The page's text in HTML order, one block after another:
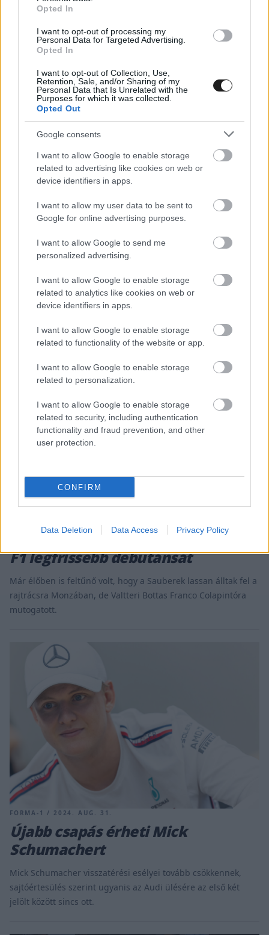
Opted In
I want to opt-out of processing my
Personal Data for Targeted Advertising.
Opted In
I want to opt-out of Collection, Use,
Retention, Sale, and/or Sharing of my
Personal Data that Is Unrelated with the
Purposes for which it was collected.
Opted Out
Google consents
I want to allow Google to enable storage
related to advertising like cookies on web or
device identifiers in apps.
I want to allow my user data to be sent to
Google for online advertising purposes.
I want to allow Google to send me
personalized advertising.
I want to allow Google to enable storage
related to analytics like cookies on web or
device identifiers in apps.
I want to allow Google to enable storage
related to functionality of the website or app.
I want to allow Google to enable storage
related to personalization.
I want to allow Google to enable storage
related to security, including authentication
functionality and fraud prevention, and other
user protection.
CONFIRM
Data Deletion Data Access Privacy Policy
A csodálatos Williams-újonc
remeklése boríthatja Bottas
terveit
2025-re versenyzői szerződést kapjon az Audi jövőbeli
csapatánál.
Még el sem rajtolt élete első
futamán, máris bemószerolták az
F1 legfrissebb debütánsát
Már élőben is feltűnő volt, hogy a Sauberek lassan álltak fel a
rajtrácsra Monzában, de Valtteri Bottas Franco Colapintóra
mutogatott.
FORMA-1 / 2024. AUG. 31.
Újabb csapás érheti Mick
Schumachert
Mick Schumacher visszatérési esélyei tovább csökkennek,
sajtóértesülés szerint ugyanis az Audi ülésére az első két
jelölt között sincs ott.